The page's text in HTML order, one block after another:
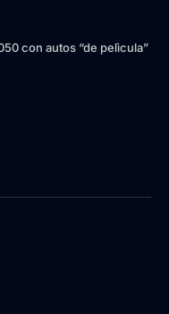
con autos “de pelìcula”